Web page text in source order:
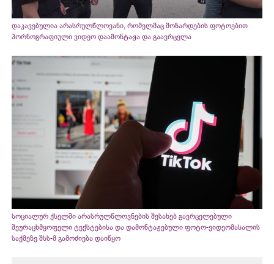
დაკავებულია არასრულწლოვანი, რომელმაც მოზარდების ფოტოებით
პორნოგრაფიული ვიდეო დაამონტაჟა და გაავრცელა
სოციალურ ქსელში არასრულწლოვნების შესახებ გავრცელებული
შეურაცხმყოფელი ტექსტებისა და დამონტაჟებული ფოტო-ვიდეომასალის
საქმეზე შსს-მ გამოძიება დაიწყო